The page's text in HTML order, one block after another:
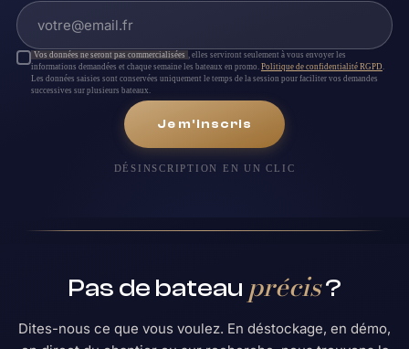
Vos données ne seront pas commercialisées
, elles serviront seulement à vous envoyer les
informations demandées et chaque semaine les bateaux en promo. Politique de confidentialité RGPD
Les données saisies sont conservées uniquement le temps de la session pour faciliter vos demandes
successives sur plusieurs bateaux.
Je m'inscris
DÉSINSCRIPTION EN UN CLIC
Pas de bateau précis?
Dites-nous ce que vous voulez. En déstockage, en démo,